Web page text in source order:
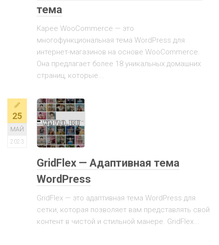
тема
Kapee WooCommerce — это
многофункциональная тема WordPress для
интернет-магазинов на основе WooCommerce.
Она предлагает более 18 уникальных домашних
страниц, которые...
25
МАЙ
2023
GridFlex — Адаптивная тема
WordPress
GridFlex — это адаптивная тема WordPress для
сетки, которая позволяет вам представлять свой
контент в чистой и стильной манере. GridFlex...